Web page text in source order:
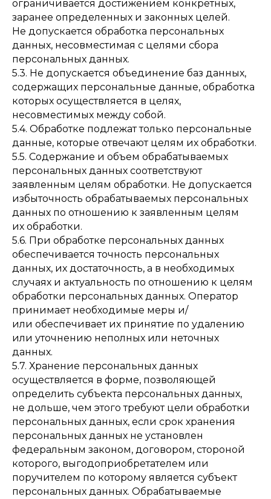
ограничивается достижением конкретных,
заранее определенных и законных целей.
Не допускается обработка персональных
данных, несовместимая с целями сбора
персональных данных.
5.3. Не допускается объединение баз данных,
содержащих персональные данные, обработка
которых осуществляется в целях,
несовместимых между собой.
5.4. Обработке подлежат только персональные
данные, которые отвечают целям их обработки.
5.5. Содержание и объем обрабатываемых
персональных данных соответствуют
заявленным целям обработки. Не допускается
избыточность обрабатываемых персональных
данных по отношению к заявленным целям
их обработки.
5.6. При обработке персональных данных
обеспечивается точность персональных
данных, их достаточность, а в необходимых
случаях и актуальность по отношению к целям
обработки персональных данных. Оператор
принимает необходимые меры и/
или обеспечивает их принятие по удалению
или уточнению неполных или неточных
данных.
5.7. Хранение персональных данных
осуществляется в форме, позволяющей
определить субъекта персональных данных,
не дольше, чем этого требуют цели обработки
персональных данных, если срок хранения
персональных данных не установлен
федеральным законом, договором, стороной
которого, выгодоприобретателем или
поручителем по которому является субъект
персональных данных. Обрабатываемые